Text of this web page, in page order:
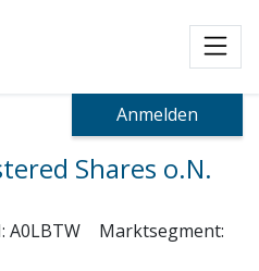
Anmelden
Shares o.N.
A0LBTW
Marktsegment: